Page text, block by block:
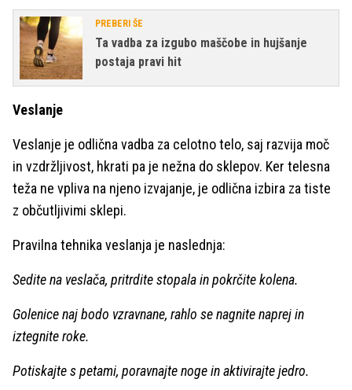
PREBERI ŠE
Ta vadba za izgubo maščobe in hujšanje
postaja pravi hit
Veslanje
Veslanje je odlična vadba za celotno telo, saj razvija moč
in vzdržljivost, hkrati pa je nežna do sklepov. Ker telesna
teža ne vpliva na njeno izvajanje, je odlična izbira za tiste
z občutljivimi sklepi.
Pravilna tehnika veslanja je naslednja:
Sedite na veslača, pritrdite stopala in pokrčite kolena.
Golenice naj bodo vzravnane, rahlo se nagnite naprej in
iztegnite roke.
Potiskajte s petami, poravnajte noge in aktivirajte jedro.